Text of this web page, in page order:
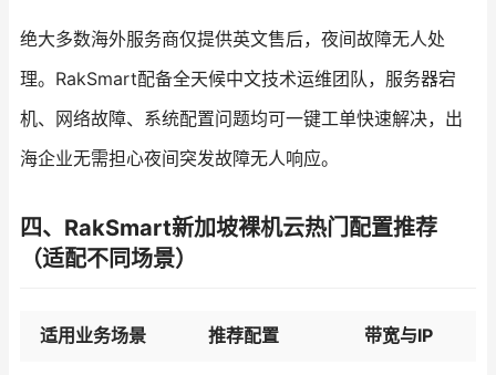
绝大多数海外服务商仅提供英文售后，夜间故障无人处
理。RakSmart配备全天候中文技术运维团队，服务器宕
机、网络故障、系统配置问题均可一键工单快速解决，出
海企业无需担心夜间突发故障无人响应。
四、RakSmart新加坡裸机云热门配置推荐
（适配不同场景）
适用业务场景 推荐配置 带宽与IP